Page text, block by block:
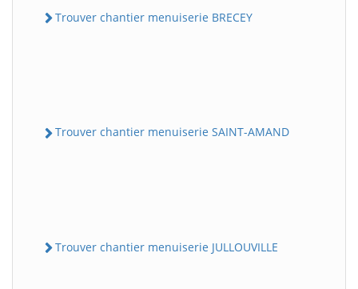
Trouver chantier menuiserie BRECEY
Trouver chantier menuiserie SAINT-AMAND
Trouver chantier menuiserie JULLOUVILLE